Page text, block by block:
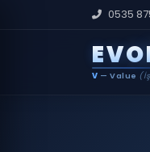
0535
EVO
V — Value